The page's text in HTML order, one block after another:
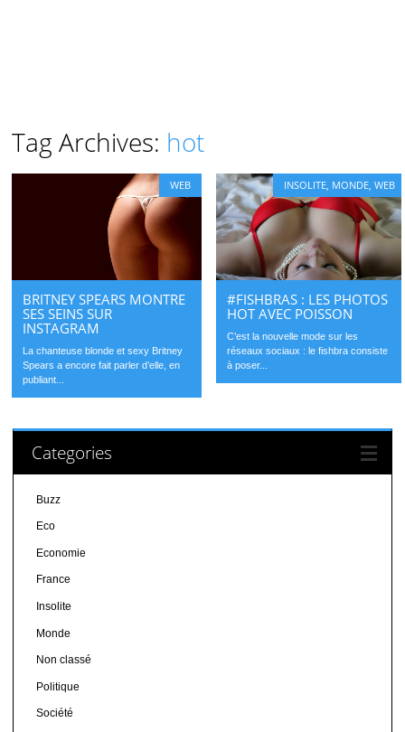
Tag Archives: hot
WEB
BRITNEY SPEARS MONTRE
SES SEINS SUR
INSTAGRAM
La chanteuse blonde et sexy Britney
Spears a encore fait parler d’elle, en
publiant...
INSOLITE MONDE ,WEB
#FISHBRAS : LES PHOTOS
HOT AVEC POISSON
C’est la nouvelle mode sur les
réseaux sociaux : le fishbra consiste
à poser...
Categories
Buzz
Eco
Economie
France
Insolite
Monde
Non classé
Politique
Société